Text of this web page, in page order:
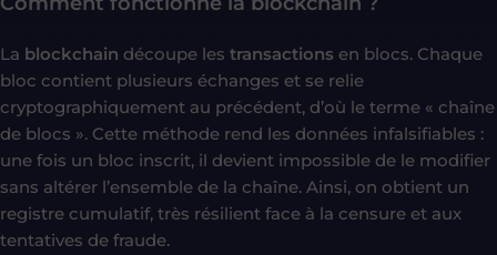
La blockchain découpe les transactions en blocs. Chaque
bloc contient plusieurs échanges et se relie
cryptographiquement au précédent, d’où le terme « chaîne
de blocs ». Cette méthode rend les données infalsifiables :
une fois un bloc inscrit, il devient impossible de le modifier
sans altérer l’ensemble de la chaîne. Ainsi, on obtient un
registre cumulatif, très résilient face à la censure et aux
tentatives de fraude.